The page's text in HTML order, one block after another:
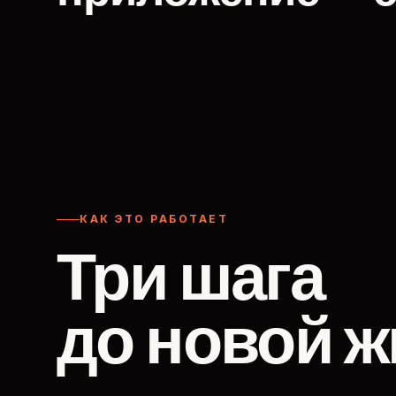
КАК ЭТО РАБОТАЕТ
Три шага
до новой